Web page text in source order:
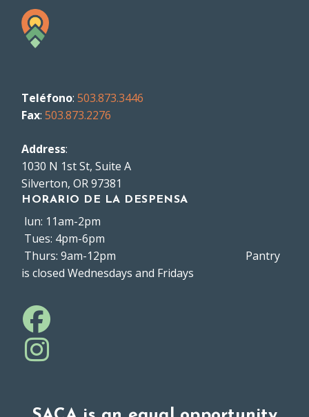
Teléfono:503.873.3446
Fax:503.873.2276
Address:
1030 N 1st St, Suite A
Silverton, OR 97381
HORARIO DE LA DESPENSA
lun: 11am-2pm
Tues: 4pm-6pm
Thurs: 9am-12pm Pantry
is closed Wednesdays and Fridays